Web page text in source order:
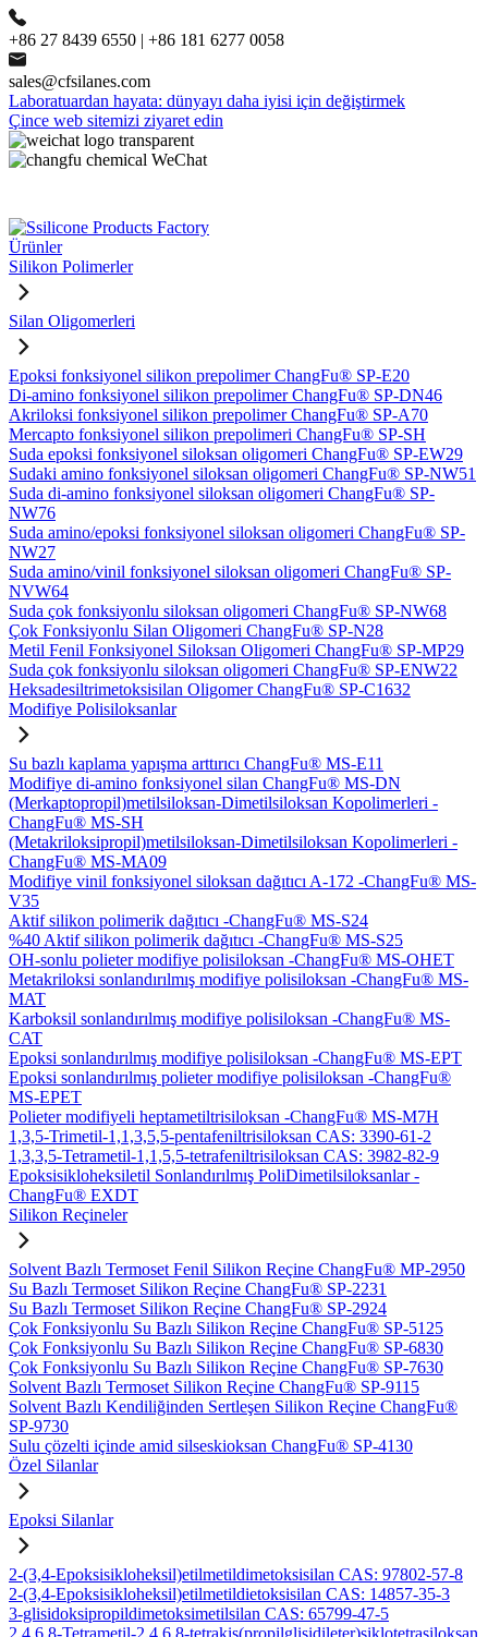
+86 27 8439 6550 | +86 181 6277 0058
sales@cfsilanes.com
Laboratuardan hayata: dünyayı daha iyisi için değiştirmek
Çince web sitemizi ziyaret edin
Ürünler
Silikon Polimerler
Silan Oligomerleri
Epoksi fonksiyonel silikon prepolimer ChangFu® SP-E20
Di-amino fonksiyonel silikon prepolimer ChangFu® SP-DN46
Akriloksi fonksiyonel silikon prepolimer ChangFu® SP-A70
Mercapto fonksiyonel silikon prepolimeri ChangFu® SP-SH
Suda epoksi fonksiyonel siloksan oligomeri ChangFu® SP-EW29
Sudaki amino fonksiyonel siloksan oligomeri ChangFu® SP-NW51
Suda di-amino fonksiyonel siloksan oligomeri ChangFu® SP-
NW76
Suda amino/epoksi fonksiyonel siloksan oligomeri ChangFu® SP-
NW27
Suda amino/vinil fonksiyonel siloksan oligomeri ChangFu® SP-
NVW64
Suda çok fonksiyonlu siloksan oligomeri ChangFu® SP-NW68
Çok Fonksiyonlu Silan Oligomeri ChangFu® SP-N28
Metil Fenil Fonksiyonel Siloksan Oligomeri ChangFu® SP-MP29
Suda çok fonksiyonlu siloksan oligomeri ChangFu® SP-ENW22
Heksadesiltrimetoksisilan Oligomer ChangFu® SP-C1632
Modifiye Polisiloksanlar
Su bazlı kaplama yapışma arttırıcı ChangFu® MS-E11
Modifiye di-amino fonksiyonel silan ChangFu® MS-DN
(Merkaptopropil)metilsiloksan-Dimetilsiloksan Kopolimerleri -
ChangFu® MS-SH
(Metakriloksipropil)metilsiloksan-Dimetilsiloksan Kopolimerleri -
ChangFu® MS-MA09
Modifiye vinil fonksiyonel siloksan dağıtıcı A-172 -ChangFu® MS-
V35
Aktif silikon polimerik dağıtıcı -ChangFu® MS-S24
%40 Aktif silikon polimerik dağıtıcı -ChangFu® MS-S25
OH-sonlu polieter modifiye polisiloksan -ChangFu® MS-OHET
Metakriloksi sonlandırılmış modifiye polisiloksan -ChangFu® MS-
MAT
Karboksil sonlandırılmış modifiye polisiloksan -ChangFu® MS-
CAT
Epoksi sonlandırılmış modifiye polisiloksan -ChangFu® MS-EPT
Epoksi sonlandırılmış polieter modifiye polisiloksan -ChangFu®
MS-EPET
Polieter modifiyeli heptametiltrisiloksan -ChangFu® MS-M7H
1,3,5-Trimetil-1,1,3,5,5-pentafeniltrisiloksan CAS: 3390-61-2
1,3,3,5-Tetrametil-1,1,5,5-tetrafeniltrisiloksan CAS: 3982-82-9
Epoksisikloheksiletil Sonlandırılmış PoliDimetilsiloksanlar -
ChangFu® EXDT
Silikon Reçineler
Solvent Bazlı Termoset Fenil Silikon Reçine ChangFu® MP-2950
Su Bazlı Termoset Silikon Reçine ChangFu® SP-2231
Su Bazlı Termoset Silikon Reçine ChangFu® SP-2924
Çok Fonksiyonlu Su Bazlı Silikon Reçine ChangFu® SP-5125
Çok Fonksiyonlu Su Bazlı Silikon Reçine ChangFu® SP-6830
Çok Fonksiyonlu Su Bazlı Silikon Reçine ChangFu® SP-7630
Solvent Bazlı Termoset Silikon Reçine ChangFu® SP-9115
Solvent Bazlı Kendiliğinden Sertleşen Silikon Reçine ChangFu®
SP-9730
Sulu çözelti içinde amid silseskioksan ChangFu® SP-4130
Özel Silanlar
Epoksi Silanlar
2-(3,4-Epoksisikloheksil)etilmetildimetoksisilan CAS: 97802-57-8
2-(3,4-Epoksisikloheksil)etilmetildietoksisilan CAS: 14857-35-3
3-glisidoksipropildimetoksimetilsilan CAS: 65799-47-5
2,4,6,8-Tetrametil-2,4,6,8-tetrakis(propilglisidileter)siklotetrasiloksan